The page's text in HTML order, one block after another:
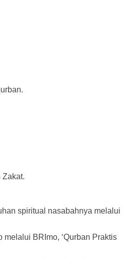
Zakat.
spiritual nasabahnya melalui
BRImo, ‘Qurban Praktis